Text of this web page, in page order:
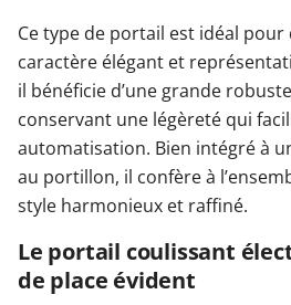
Ce type de portail est idéal pour
caractère élégant et
il bénéficie d’une grande
conservant une légèreté qui
automatisation. Bien intégré à
au portillon, il confère à
style harmonieux et raffiné.
Le portail coulissant
de place évident